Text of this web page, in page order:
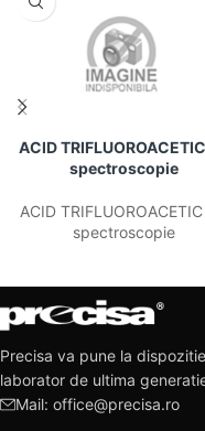
ACID
spectroscopie
ACID
spectroscopie
Precisa va pune la
laborator de ultima
Mail: office@precisa.ro